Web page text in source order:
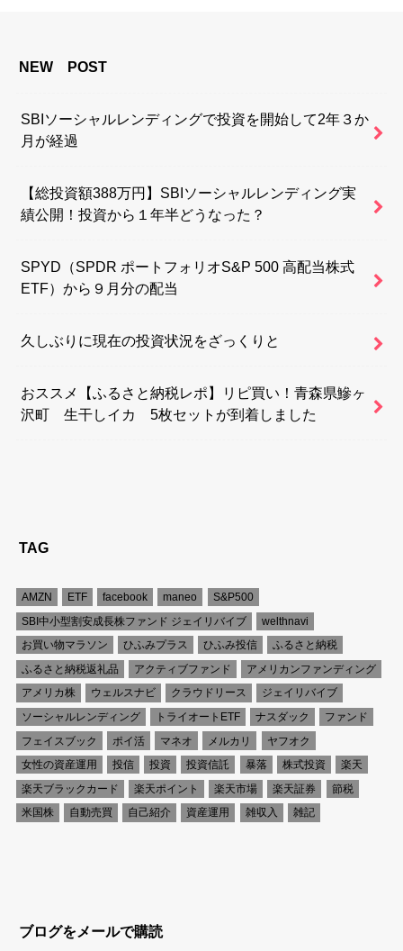
NEW POST
SBIソーシャルレンディングで投資を開始して2年３か
月が経過
【総投資額388万円】SBIソーシャルレンディング実
績公開！投資から１年半どうなった？
SPYD（SPDR ポートフォリオS&P 500 高配当株式
ETF）から９月分の配当
久しぶりに現在の投資状況をざっくりと
おススメ【ふるさと納税レポ】リピ買い！青森県鰺ヶ
沢町 生干しイカ 5枚セットが到着しました
TAG
AMZN ETF facebook maneo
S&P500
SBI中小型割安成長株ファンド ジェイリバイブ
welthnavi
お買い物マラソン
ひふみプラス ひふみ投信
ふるさと納税
ふるさと納税返礼品
アクティブファンド
アメリカンファンディング
アメリカ株
ウェルスナビ クラウドリース
ジェイリバイブ
ソーシャルレンディング
トライオートETF ナスダック
ファンド
フェイスブック
ポイ活 マネオ メルカリ
ヤフオク
女性の資産運用
投信 投資 投資信託 暴落 株式投資
楽天
楽天ブラックカード
楽天ポイント 楽天市場 楽天証券
節税
米国株
自動売買 自己紹介 資産運用 雑収入 雑記
ブログをメールで購読